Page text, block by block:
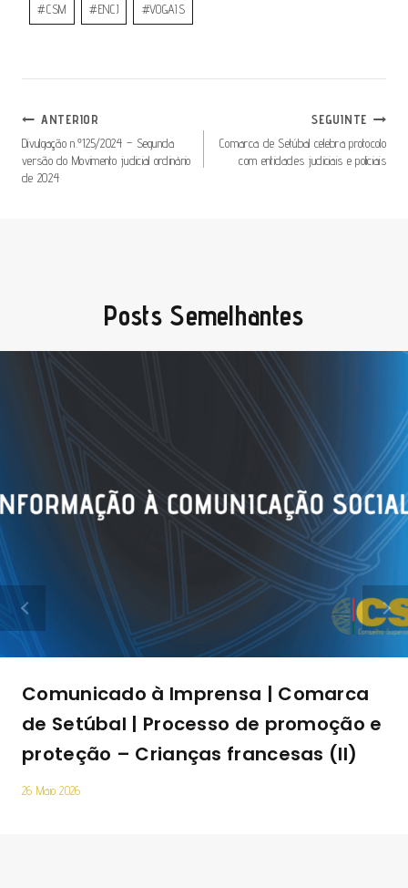
#CSM #ENCJ #VOGAIS
ANTERIOR
Divulgação n.º125/2024 – Segunda
versão do Movimento judicial ordinário
de 2024
SEGUINTE
Comarca de Setúbal celebra protocolo
com entidades judiciais e policiais
Posts Semelhantes
Comunicado à Imprensa | Comarca
de Setúbal | Processo de promoção e
proteção – Crianças francesas (II)
26 Maio 2026